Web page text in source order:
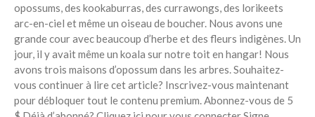
opossums, des kookaburras, des currawongs, des lorikeets
arc-en-ciel et même un oiseau de boucher. Nous avons une
grande cour avec beaucoup d’herbe et des fleurs indigènes. Un
jour, il y avait même un koala sur notre toit en hangar! Nous
avons trois maisons d’opossum dans les arbres. Souhaitez-
vous continuer à lire cet article? Inscrivez-vous maintenant
pour débloquer tout le contenu premium. Abonnez-vous de 5